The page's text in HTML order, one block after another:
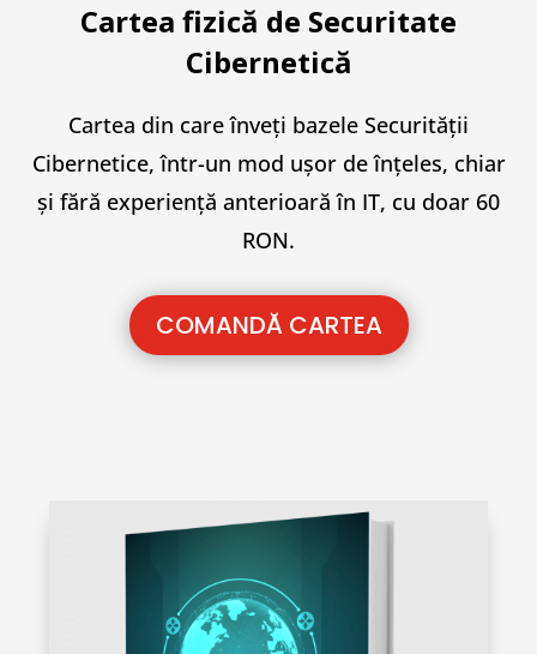
Cartea fizică de Securitate
Cibernetică
Cartea din care înveți bazele Securității
Cibernetice, într-un mod ușor de înțeles, chiar
și fără experiență anterioară în IT, cu doar 60
RON.
COMANDĂ CARTEA